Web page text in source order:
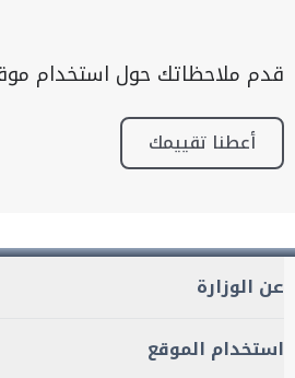
قدم ملاحظاتك حول استخدام
أعطنا تقييمك
عن الوزارة
استخدام الموقع